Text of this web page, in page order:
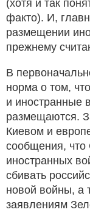
(хотя и так
факто). И,
размещении
прежнему
В
норма о том,
и иностранные
размещаются.
Киевом и
сообщения,
иностранных
сбивать
новой войны, а
заявлениям